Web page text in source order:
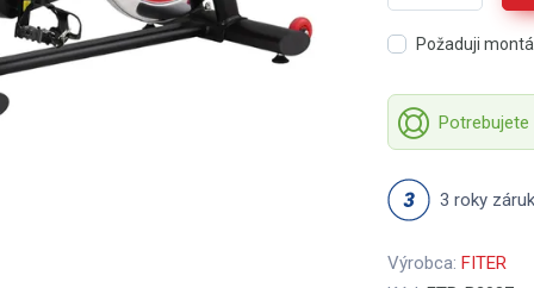
Požaduji
3 roky
Výrobca: FITER